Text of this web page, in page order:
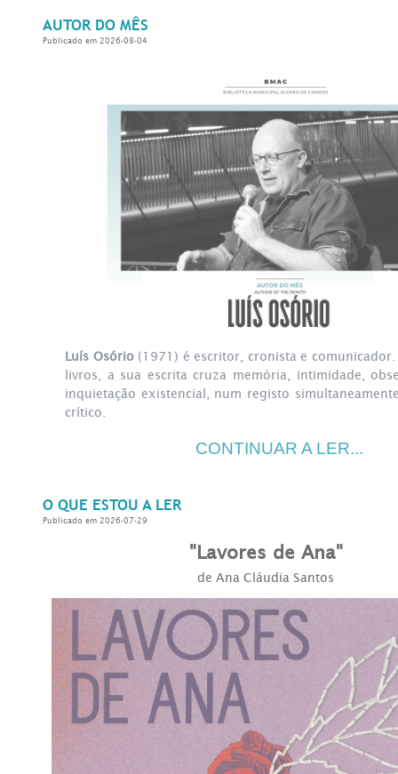
AUTOR DO MÊS
Publicado em 2026-08-04
Luís Osório(1971) é escritor, cronista e
livros, a sua escrita cruza memória, intimidade,
inquietação existencial, num registo
crítico.
CONTINUAR A LER...
O QUE ESTOU A LER
Publicado em 2026-07-29
"Lavores de Ana"
de Ana Cláudia Santos